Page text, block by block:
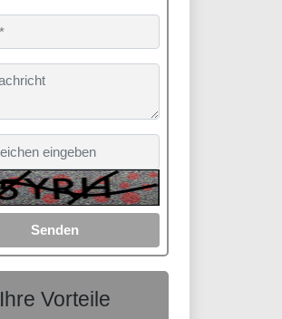
Senden
Ihre Vorteile